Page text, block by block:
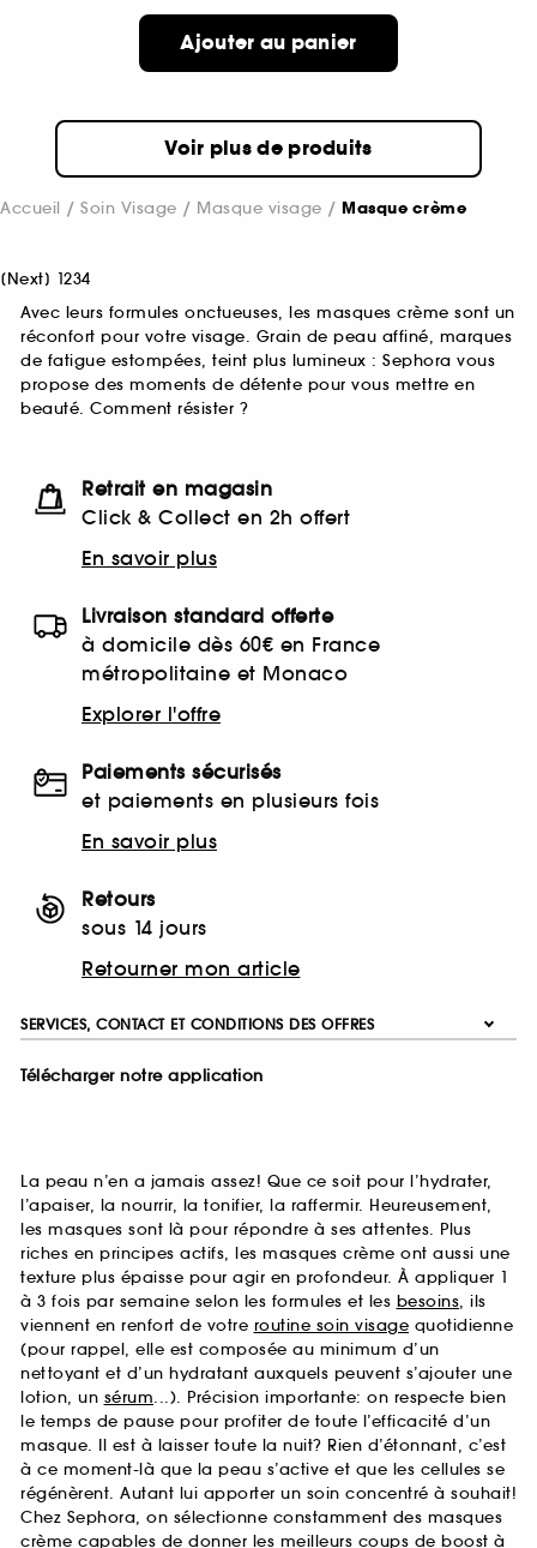
Ajouter au panier
Voir plus de produits
Accueil Soin Visage Masque visage Masque crème
[Next] 1234
Avec leurs formules onctueuses, les masques crème sont un
réconfort pour votre visage. Grain de peau affiné, marques
de fatigue estompées, teint plus lumineux : Sephora vous
propose des moments de détente pour vous mettre en
beauté. Comment résister ?
Retrait en magasin
Click & Collect en 2h offert
En savoir plus
Livraison standard offerte
à domicile dès 60€ en France
métropolitaine et Monaco
Explorer l'offre
Paiements sécurisés
et paiements en plusieurs fois
En savoir plus
Retours
sous 14 jours
Retourner mon article
SERVICES, CONTACT ET CONDITIONS DES OFFRES
Télécharger notre application
La peau n’en a jamais assez! Que ce soit pour l’hydrater,
l’apaiser, la nourrir, la tonifier, la raffermir. Heureusement,
les masques sont là pour répondre à ses attentes. Plus
riches en principes actifs, les masques crème ont aussi une
texture plus épaisse pour agir en profondeur. À appliquer 1
à 3 fois par semaine selon les formules et les besoins, ils
viennent en renfort de votre routine soin visage quotidienne
(pour rappel, elle est composée au minimum d’un
nettoyant et d’un hydratant auxquels peuvent s’ajouter une
lotion, un sérum...). Précision importante: on respecte bien
le temps de pause pour profiter de toute l’efficacité d’un
masque. Il est à laisser toute la nuit? Rien d’étonnant, c’est
à ce moment-là que la peau s’active et que les cellules se
régénèrent. Autant lui apporter un soin concentré à souhait!
Chez Sephora, on sélectionne constamment des masques
crème capables de donner les meilleurs coups de boost à